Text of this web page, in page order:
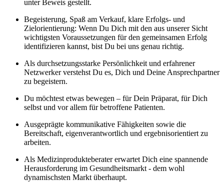
unter Beweis gestellt.
Begeisterung, Spaß am Verkauf, klare Erfolgs- und
Zielorientierung: Wenn Du Dich mit den aus unserer Sicht
wichtigsten Voraussetzungen für den gemeinsamen Erfolg
identifizieren kannst, bist Du bei uns genau richtig.
Als durchsetzungsstarke Persönlichkeit und erfahrener
Netzwerker verstehst Du es, Dich und Deine Ansprechpartner
zu begeistern.
Du möchtest etwas bewegen – für Dein Präparat, für Dich
selbst und vor allem für betroffene Patienten.
Ausgeprägte kommunikative Fähigkeiten sowie die
Bereitschaft, eigenverantwortlich und ergebnisorientiert zu
arbeiten.
Als Medizinprodukteberater erwartet Dich eine spannende
Herausforderung im Gesundheitsmarkt - dem wohl
dynamischsten Markt überhaupt.